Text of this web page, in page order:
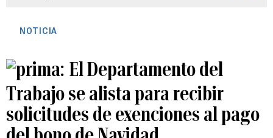
NOTICIA
El Departamento del
Trabajo se alista para recibir
solicitudes de exenciones al pago